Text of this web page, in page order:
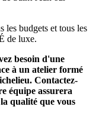
les budgets et tous les
de luxe.
besoin d'une
à un atelier formé
Contactez-
équipe assurera
qualité que vous